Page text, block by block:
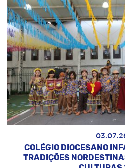
COLÉGIO DIOCESANO
TRADIÇÕES